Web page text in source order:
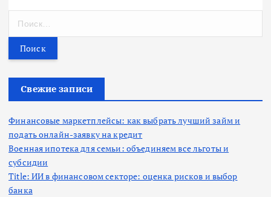
т
Свежие записи
Финансовые маркетплейсы: как выбрать лучший займ и
подать онлайн-заявку на кредит
Военная ипотека для семьи: объединяем все льготы и
субсидии
Title: ИИ в финансовом секторе: оценка рисков и выбор
банка